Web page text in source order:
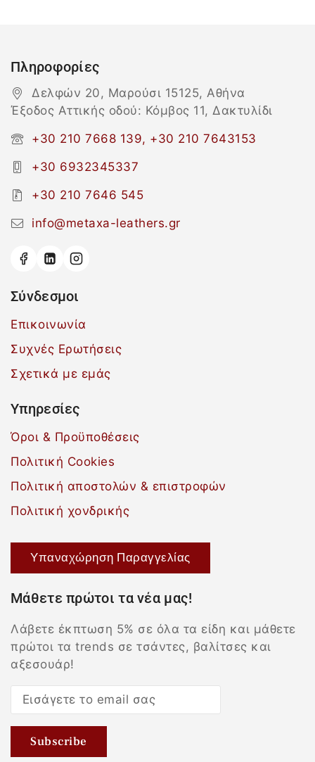
Πληροφορίες
Δελφών 20, Μαρούσι 15125, Αθήνα
Έξοδος Αττικής οδού: Κόμβος 11, Δακτυλίδι
+30 210 7668 139, +30 210 7643153
+30 6932345337
+30 210 7646 545
info@metaxa-leathers.gr
Σύνδεσμοι
Επικοινωνία
Συχνές Ερωτήσεις
Σχετικά με εμάς
Υπηρεσίες
Όροι & Προϋποθέσεις
Πολιτική Cookies
Πολιτική αποστολών & επιστροφών
Πολιτική χονδρικής
Υπαναχώρηση Παραγγελίας
Μάθετε πρώτοι τα νέα μας!
Λάβετε έκπτωση 5% σε όλα τα είδη και μάθετε
πρώτοι τα trends σε τσάντες, βαλίτσες και
αξεσουάρ!